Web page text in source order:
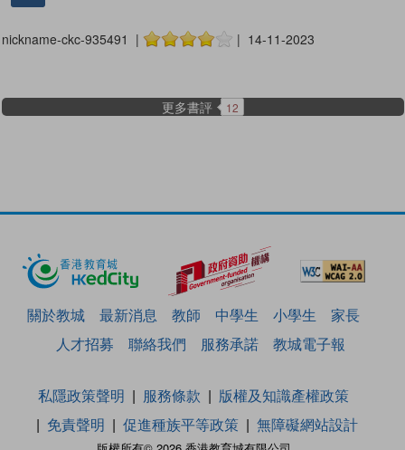
nickname-ckc-935491 | | 14-11-2023
更多書評 12
關於教城 最新消息 教師 中學生 小學生
家長
人才招募
聯絡我們 服務承諾 教城電子報
私隱政策聲明 服務條款
版權及知識產權政策
免責聲明
促進種族平等政策 無障礙網站設計